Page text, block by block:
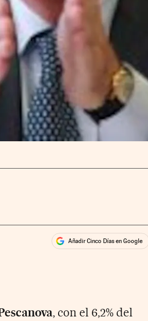
Añadir Cinco Días en Google
, con el 6,2% del